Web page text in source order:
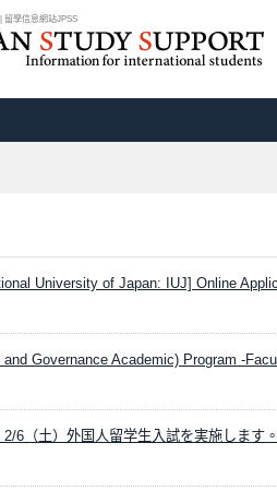
留學信息網站JPSS
University of Japan: IUJ] Online
Governance Academic) Program -
6（土）外国人留学生入試を実施します